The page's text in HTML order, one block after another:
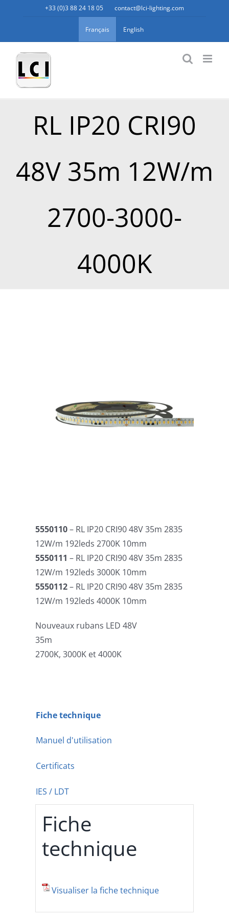
+33 (0)3 88 24 18 05 contact@lci-lighting.com
Français English
RL IP20 CRI90
48V 35m 12W/m
2700-3000-
4000K
5550110– RL IP20 CRI90 48V 35m 2835
12W/m 192leds 2700K 10mm
5550111 – RL IP20 CRI90 48V 35m 2835
12W/m 192leds 3000K 10mm
5550112– RL IP20 CRI90 48V 35m 2835
12W/m 192leds 4000K 10mm
Nouveaux rubans LED 48V
35m
2700K, 3000K et 4000K
Fiche technique
Manuel d'utilisation
Certificats
IES / LDT
Fiche
technique
Visualiser la fiche technique